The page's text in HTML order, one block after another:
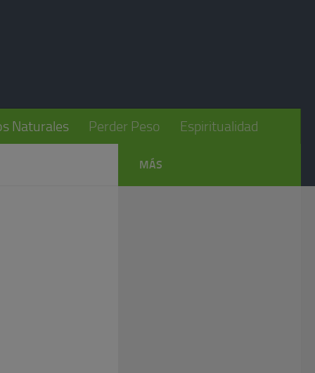
Naturales Perder Peso Espiritualidad
MÁS